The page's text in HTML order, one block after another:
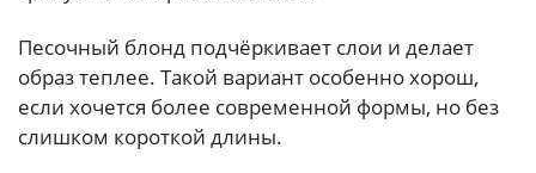
Песочный блонд подчёркивает слои и делает
образ теплее. Такой вариант особенно хорош,
если хочется более современной формы, но без
слишком короткой длины.